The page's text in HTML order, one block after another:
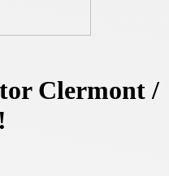
Clermont /